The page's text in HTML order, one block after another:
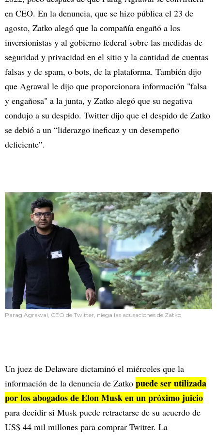
en CEO. En la denuncia, que se hizo pública el 23 de
agosto, Zatko alegó que la compañía engañó a los
inversionistas y al gobierno federal sobre las medidas de
seguridad y privacidad en el sitio y la cantidad de cuentas
falsas y de spam, o bots, de la plataforma. También dijo
que Agrawal le dijo que proporcionara información "falsa
y engañosa" a la junta, y Zatko alegó que su negativa
condujo a su despido. Twitter dijo que el despido de Zatko
se debió a un “liderazgo ineficaz y un desempeño
deficiente”.
Parag Agrawal, CEO de Twitter, niega las acusaciones de Zatko
Un juez de Delaware dictaminó el miércoles que la
información de la denuncia de Zatko puede ser utilizada
por los abogados de Elon Musk en un próximo juicio
para decidir si Musk puede retractarse de su acuerdo de
US$ 44 mil millones para comprar Twitter. La